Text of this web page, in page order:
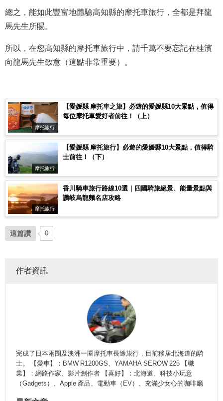
總之，能如此豐富地體驗高知縣的摩托車旅行，全都是拜龍
馬先生所賜。
所以，在您高知縣的摩托車旅行中，請千萬不要忘記在桂濱
向龍馬先生致意（這點非常重要）。
摩托旅行
【愛媛縣 摩托車之旅】必遊的愛媛縣10大景點，值得
每位摩托車愛好者前往！（上）
摩托旅行
【愛媛縣 摩托旅行】必遊的愛媛縣10大景點，值得騎
士前往！（下）
摩托旅行
香川騎車旅行路線10選｜四國騎旅絕景、能量景點與
讚岐烏龍麵名店攻略
這篇讚 0
作者資訊
完成了日本兩圈及澳洲一圈摩托車長途旅行，目前移居北海道的騎
士。 【愛車】：BMW R1200GS、YAMAHA SEROW 225 【職
業】：網路作家、影片創作者 【喜好】：北海道、科技小玩意
（Gadgets）、Apple 產品、電動車（EV）、充滿少女心的咖啡廳